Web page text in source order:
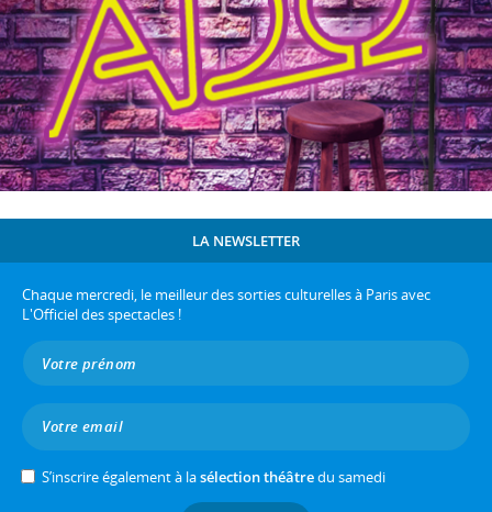
LA NEWSLETTER
Chaque mercredi, le meilleur des sorties culturelles à Paris avec
L'Officiel des spectacles !
S’inscrire également à lasélection théâtredu samedi